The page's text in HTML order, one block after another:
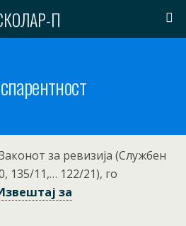
П
за ревизија (Службен
135/11,… 122/21), гo
за